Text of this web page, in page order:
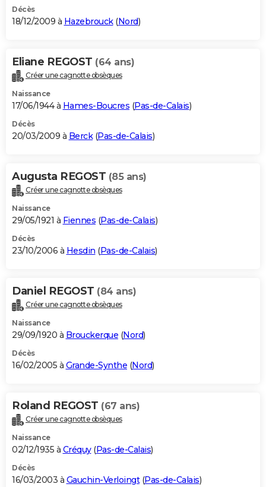
Décès
18/12/2009 à Hazebrouck(Nord)
Eliane REGOST (64 ans)
Créer une cagnotte obsèques
Naissance
17/06/1944 à Hames-Boucres (Pas-de-Calais)
Décès
20/03/2009 à Berck(Pas-de-Calais)
Augusta REGOST (85 ans)
Créer une cagnotte obsèques
Naissance
29/05/1921 à Fiennes (Pas-de-Calais)
Décès
23/10/2006 à Hesdin (Pas-de-Calais)
Daniel REGOST (84 ans)
Créer une cagnotte obsèques
Naissance
29/09/1920 à Brouckerque (Nord)
Décès
16/02/2005 à Grande-Synthe (Nord)
Roland REGOST (67 ans)
Créer une cagnotte obsèques
Naissance
02/12/1935 à Créquy(Pas-de-Calais)
Décès
16/03/2003 à Gauchin-Verloingt(Pas-de-Calais)